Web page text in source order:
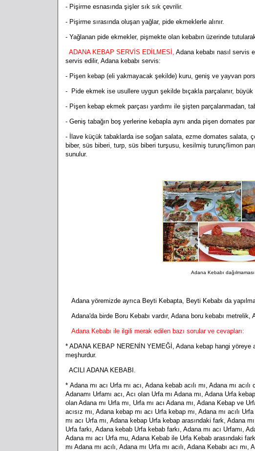
- Pişirme esnasında şişler sık sık çevrilir.
- Pişirme sırasında oluşan yağlar, pide ekmeklerle alınır.
- Yağlanan pide ekmekler, pişmekte olan kebabın üzerinde
ADANA KEBAP SERVİS EDİLMESİ, Adana kebabı nasıl servis
servis edilir, Adana kebabı servis:
- Pişen kebap (eli yakmayacak şekilde) kuru, geniş ve yayvan
- Pide ekmek ise usullere uygun şekilde bıçakla parçalanır, büyük
- Pişen kebap ekmek parçası yardımı ile şişten parçalanmadan,
- Geniş tabağın boş yerlerine kebapla aynı anda pişen domates
- İlave küçük tabaklarda ise soğan salata, ezme domates salata,
biber, süs biberi, turp, süs biberi turşusu, kesilmiş turunç/limon
sunulur.
Adana Kebabı
Adana yöremizde ayrıca Beyti Kebapta, Beyti Kebabı da
Adana'da birde Boru Kebabı vardır, Adana boru kebabı metrelik,
Adana Kebabı ile ilgili merak edilen bazı sorular ve cevapları:
* ADANA KEBAP NERENİN YEMEĞİ, Adana kebap hangi
meşhurdur.
ACILI ADANA KEBABI.
* Adana mı acı Urfa mı acı, Adana kebab acılı mı, Adana mı
Adanamı Urfamı acı, Acı olan Urfa mı Adana mı, Adana Urfa
olan Adana mı Urfa mı, Urfa mı acı Adana mı, Adana Kebap ve
acısız mı, Adana kebap mı acı Urfa kebap mı, Adana mı acılı
mı acı Urfa mı, Adana kebap Urfa kebap arasındaki fark, Adana
Urfa farkı, Adana kebab Urfa kebab farkı, Adana mı acı Urfamı,
Adana mı acı Urfa mu, Adana Kebab ile Urfa Kebab arasındaki
mı Adana mı acılı, Adana mı Urfa mı acılı, Adana Kebabı acı